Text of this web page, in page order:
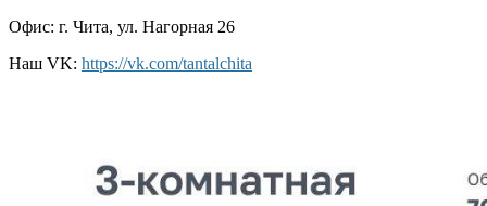
Офис: г. Чита, ул. Нагорная 26
Наш VK: https://vk.com/tantalchita